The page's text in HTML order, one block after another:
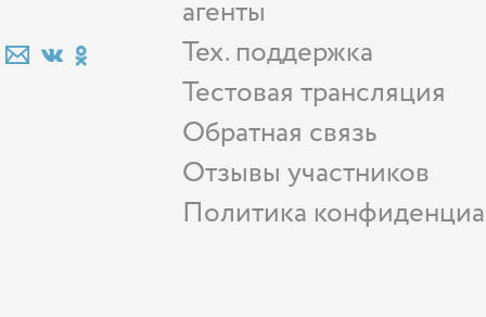
агенты
Тех. поддержка
Тестовая трансляция
Обратная связь
Отзывы участников
Политика